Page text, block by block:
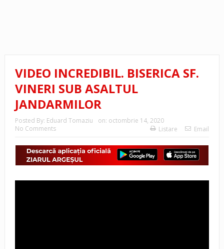
VIDEO INCREDIBIL. BISERICA SF.
VINERI SUB ASALTUL
JANDARMILOR
Posted By: Eduard Tomaziu on: octombrie 14, 2020
No Comments
Listare Email